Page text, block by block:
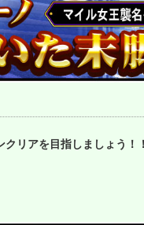
クリアを目指しましょう！